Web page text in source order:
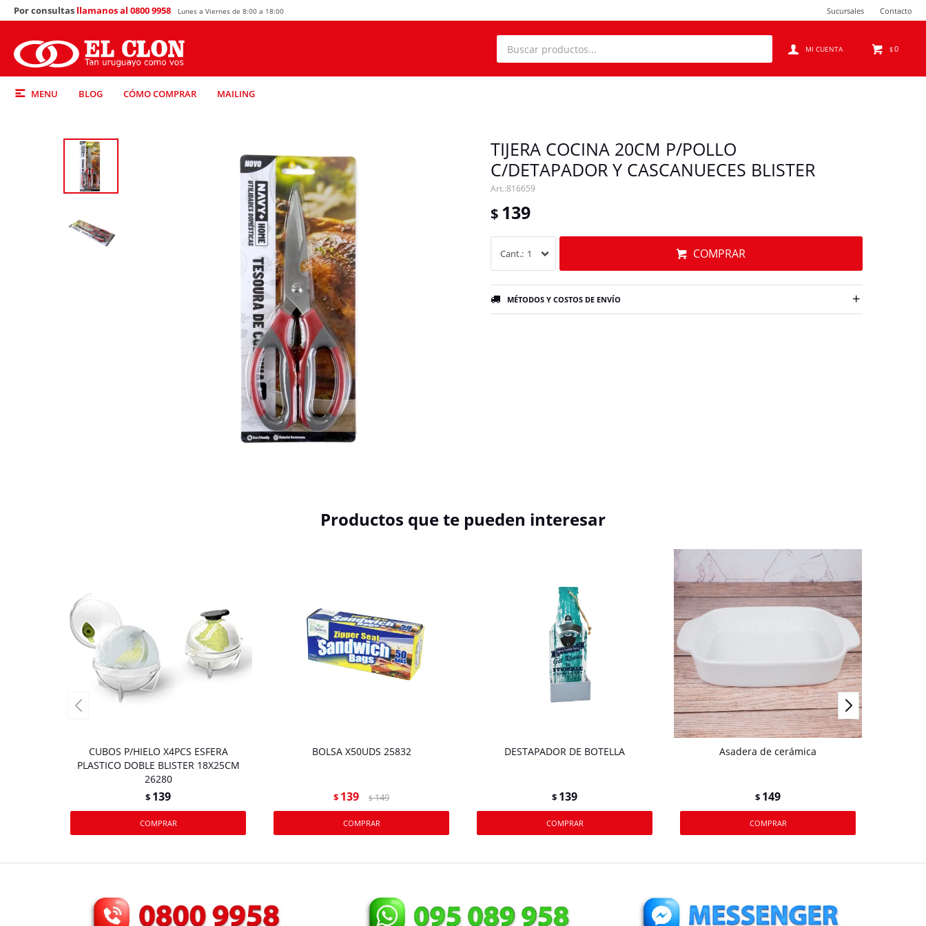
MENU BLOG CÓMO COMPRAR MAILING
$0
Por consultas llamanos al 0800 9958 Lunes a Viernes de 8:00 a 18:00 Sucursales Contacto
TIJERA COCINA 20CM P/POLLO
C/DETAPADOR Y CASCANUECES BLISTER
816659
$ 139
1 COMPRAR
MÉTODOS Y COSTOS DE ENVÍO
Productos que te pueden interesar
CUBOS P/HIELO X4PCS ESFERA
PLASTICO DOBLE BLISTER 18X25CM
26280
$ 139
BOLSA X50UDS 25832
$ 139 $ 149
DESTAPADOR DE BOTELLA
$ 139
Asadera de cerámica
$ 149